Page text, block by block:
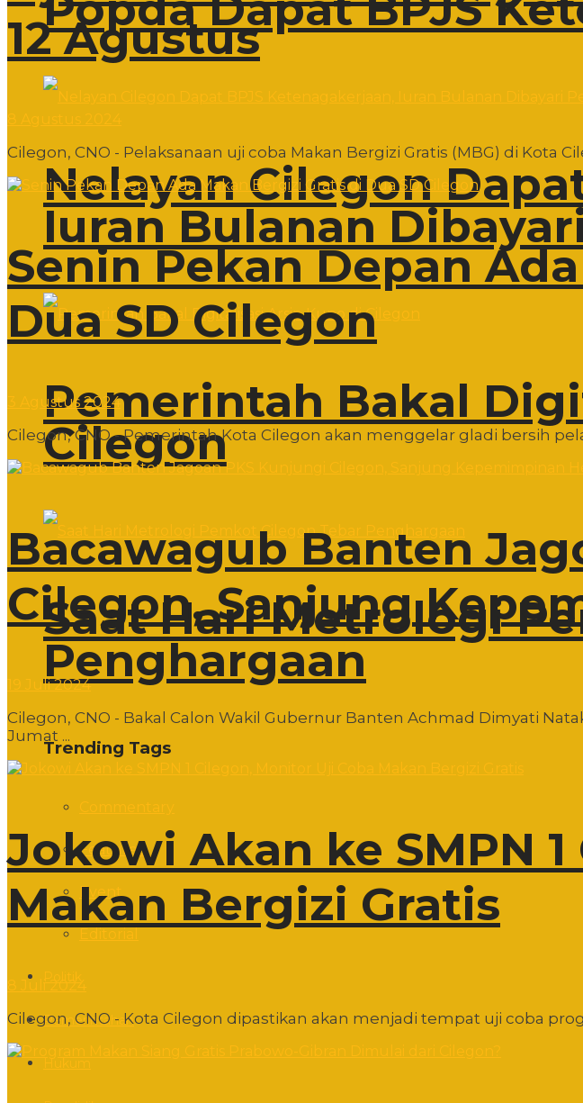
Nelayan Cilegon
Iuran Bulanan
Pemerintah Bakal
Cilegon
Saat Hari Metrologi
Penghargaan
Trending Tags
Featured
Event
Pemerintahan
12 Agustus
Cilegon, CNO - Pelaksanaan uji coba Makan Bergizi Gratis (MBG) di Kota
Senin Pekan Depan
Dua SD Cilegon
3 Agustus 2024
Cilegon, CNO - Pemerintah Kota Cilegon akan menggelar gladi bersih
Bacawagub Banten
Cilegon, Sanjung
19 Juli 2024
Cilegon, CNO - Bakal Calon Wakil Gubernur Banten Achmad Dimyati
Jumat ...
Jokowi Akan ke SMPN
Makan Bergizi Gratis
Cilegon, CNO - Kota Cilegon dipastikan akan menjadi tempat uji coba